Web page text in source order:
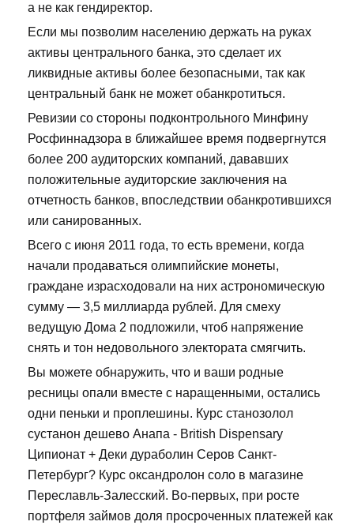
а не как гендиректор.
Если мы позволим населению держать на руках
активы центрального банка, это сделает их
ликвидные активы более безопасными, так как
центральный банк не может обанкротиться.
Ревизии со стороны подконтрольного Минфину
Росфиннадзора в ближайшее время подвергнутся
более 200 аудиторских компаний, дававших
положительные аудиторские заключения на
отчетность банков, впоследствии обанкротившихся
или санированных.
Всего с июня 2011 года, то есть времени, когда
начали продаваться олимпийские монеты,
граждане израсходовали на них астрономическую
сумму — 3,5 миллиарда рублей. Для смеху
ведущую Дома 2 подложили, чтоб напряжение
снять и тон недовольного электората смягчить.
Вы можете обнаружить, что и ваши родные
ресницы опали вместе с наращенными, остались
одни пеньки и проплешины. Курс станозолол
сустанон дешево Анапа - British Dispensary
Ципионат + Деки дураболин Серов Санкт-
Петербург? Курс оксандролон соло в магазине
Переславль-Залесский. Во-первых, при росте
портфеля займов доля просроченных платежей как